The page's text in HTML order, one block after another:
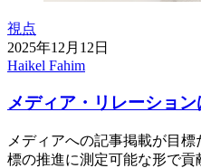
視点
2025年12月12日
Haikel Fahim
メディア・リレーショ
メディアへの記事掲載が目
標の推進に測定可能な形で貢